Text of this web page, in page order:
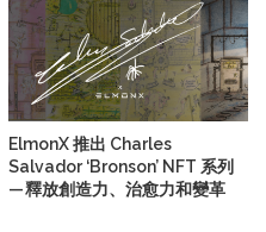
ElmonX 推出 Charles
Salvador ‘Bronson’ NFT 系列
— 釋放創造力、治愈力和變革